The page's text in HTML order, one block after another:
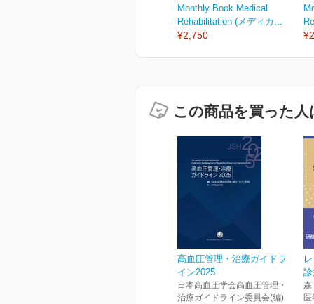
Monthly Book Medical
Rehabilitation (メディカ...
¥2,750
この商品を買った
高血圧管理・治療ガイドラ
イン2025
日本高血圧学会高血圧管理・
治療ガイドライン委員会(編)
森